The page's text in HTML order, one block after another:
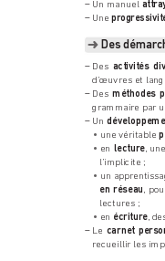
– Un manuel attra
– Une
➜ Des
– Des activités
d’œuvres et
– Des méthodes
grammaire par
– Un
• une véritable
• en lecture,
l’implicite;
• un
en réseau
lectures ;
• en écriture,
– Le carnet per
recueillir les